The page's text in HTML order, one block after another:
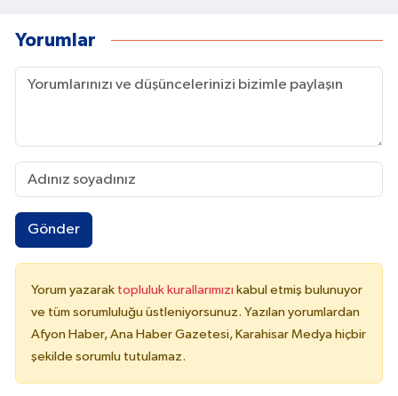
Yorumlar
Gönder
Yorum yazarak topluluk kurallarımızı kabul etmiş bulunuyor
ve tüm sorumluluğu üstleniyorsunuz. Yazılan yorumlardan
Afyon Haber, Ana Haber Gazetesi, Karahisar Medya hiçbir
şekilde sorumlu tutulamaz.